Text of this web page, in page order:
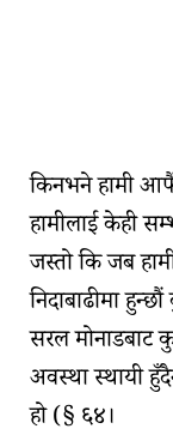
किनभने हामी
हामीलाई केही
जस्तो कि जब
निदाबाढीमा
सरल मोनाडबाट
अवस्था स्थायी
हो (§ ६४।